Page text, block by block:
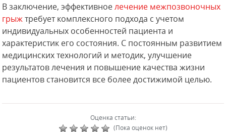
В заключение, эффективноелечение межпозвоночных
грыжтребует комплексного подхода с учетом
индивидуальных особенностей пациента и
характеристик его состояния. С постоянным развитием
медицинских технологий и методик, улучшение
результатов лечения и повышение качества жизни
пациентов становится все более достижимой целью.
Оценка статьи:
(Пока оценок нет)